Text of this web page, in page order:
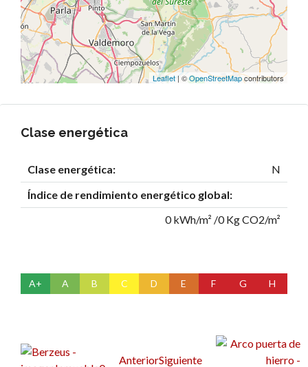
Leaflet | ©OpenStreetMapcontributors
Clase energética
Clase energética:
N
Índice de rendimiento energético global:
0 kWh/m² /0 Kg CO2/m²
A+ A B C D E F G H
AnteriorSiguiente